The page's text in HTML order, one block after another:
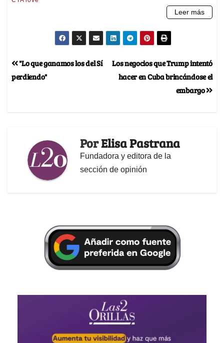
Los negocios que Trump intentó
hacer en Cuba brincándose el
embargo
"Lo que ganamos los del Sí
perdiendo"
PorElisa Pastrana
Fundadora y editora de la
sección de opinión